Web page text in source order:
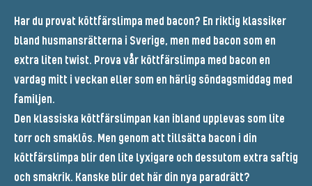
Har du provat köttfärslimpa med bacon? En riktig klassiker
bland husmansrätterna i Sverige, men med bacon som en
extra liten twist. Prova vår köttfärslimpa med bacon en
vardag mitt i veckan eller som en härlig söndagsmiddag med
familjen.
Den klassiska köttfärslimpan kan ibland upplevas som lite
torr och smaklös. Men genom att tillsätta bacon i din
köttfärslimpa blir den lite lyxigare och dessutom extra saftig
och smakrik. Kanske blir det här din nya paradrätt?